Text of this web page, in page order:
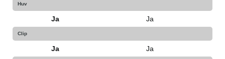
Huv
Ja Ja
Clip
Ja Ja